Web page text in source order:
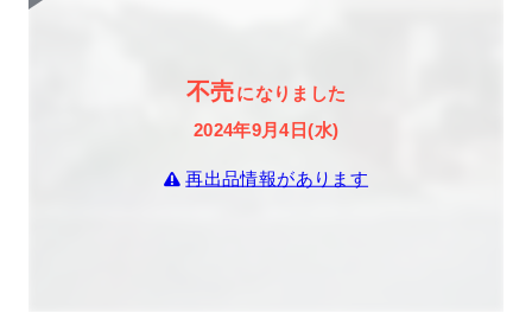
不売になりました
2024年9月4日(水)
再出品情報があります